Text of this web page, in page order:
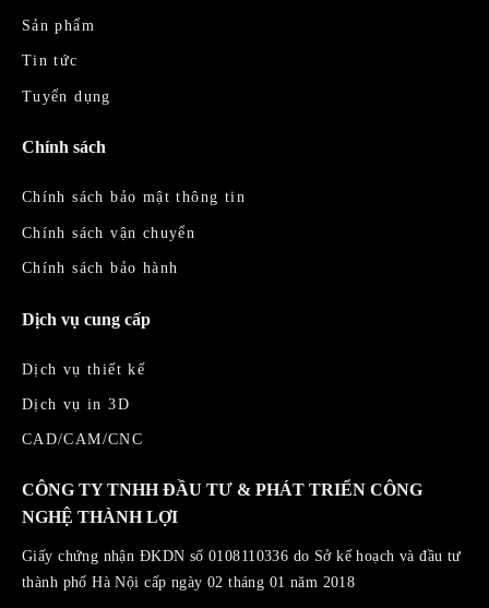
Sản phẩm
Tin tức
Tuyển dụng
Chính sách
Chính sách bảo mật thông tin
Chính sách vận chuyển
Chính sách bảo hành
Dịch vụ cung cấp
Dịch vụ thiết kế
Dịch vụ in 3D
CAD/CAM/CNC
CÔNG TY TNHH ĐẦU TƯ & PHÁT TRIỂN CÔNG
NGHỆ THÀNH LỢI
Giấy chứng nhận ĐKDN số 0108110336 do Sở kế hoạch và đầu tư
thành phố Hà Nội cấp ngày 02 tháng 01 năm 2018